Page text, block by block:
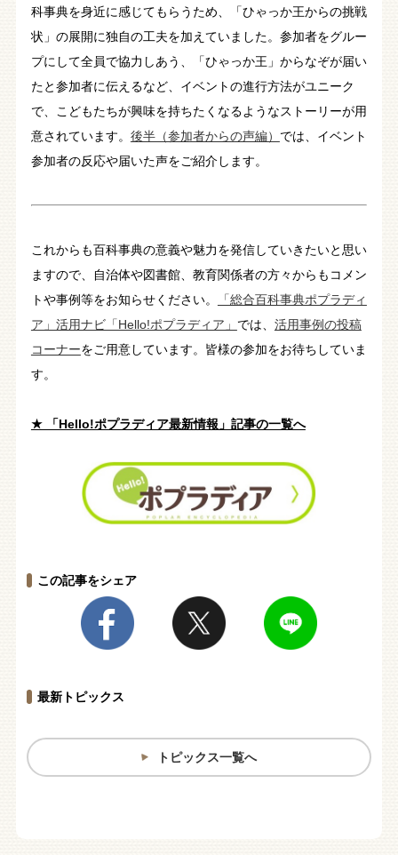
科事典を身近に感じてもらうため、「ひゃっか王からの挑戦
状」の展開に独自の工夫を加えていました。参加者をグルー
プにして全員で協力しあう、「ひゃっか王」からなぞが届い
たと参加者に伝えるなど、イベントの進行方法がユニーク
で、こどもたちが興味を持ちたくなるようなストーリーが用
意されています。 後半（参加者からの声編） では、イベント
参加者の反応や届いた声をご紹介します。
これからも百科事典の意義や魅力を発信していきたいと思い
ますので、自治体や図書館、教育関係者の方々からもコメン
トや事例等をお知らせください。
「総合百科事典ポプラディ
ア」活用ナビ「Hello!ポプラディア」 では、 活用事例の投稿
コーナーをご用意しています。皆様の参加をお待ちしていま
す。
★ 「Hello!ポプラディア最新情報」記事の一覧へ
この記事をシェア
最新トピックス
トピックス一覧へ